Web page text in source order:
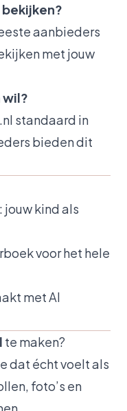
aanbieders
met jouw
wil?
standaard in
bieden dit
kind als
voor het hele
met AI
te maken?
dat écht voelt als
foto’s en